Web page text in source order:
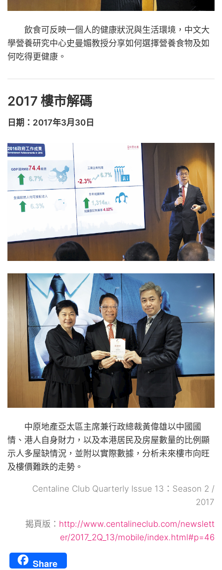
飲食可反映一個人的健康狀況與生活環境，中文大
學營養研究中心史曼媚教授分享如何選擇營養食物及如
何吃得更健康。
2017 樓市解碼
日期：2017年3月30日
中原地產亞太區主席兼行政總裁黃偉雄以中國國
情、港人自身財力，以及本港居民及房屋數量的比例顯
示人多屋缺情況，並附以實際數據，分析未來樓市向旺
及樓價難跌的走勢。
Centaline Club Quarterly Issue 13：Season 2 /
2017
揭頁版： http://www.centalineclub.com/newslett
er/2017_2Q_13/mobile/index.html#p=46
Share